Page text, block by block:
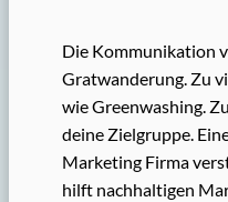
Die Kommunikation
Gratwanderung. Zu
wie Greenwashing.
deine Zielgruppe.
Marketing Firma
hilft nachhaltigen